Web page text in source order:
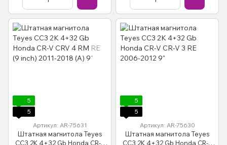
5
5
Артикул: AR-75631
Штатная магнитола Teyes
CC3 2K 4+32 Gb Honda CR-V
5
5
Артикул: AR-75630
Штатная магнитола Teyes
CC3 2K 4+32 Gb Honda CR-V